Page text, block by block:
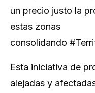
un precio justo la
estas zonas
consolidando
Esta iniciativa de
alejadas y